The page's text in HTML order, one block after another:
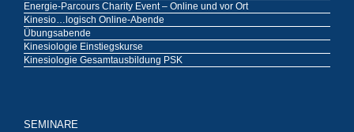
Energie-Parcours Charity Event – Online und vor Ort
Kinesio…logisch Online-Abende
Übungsabende
Kinesiologie Einstiegskurse
Kinesiologie Gesamtausbildung PSK
SEMINARE